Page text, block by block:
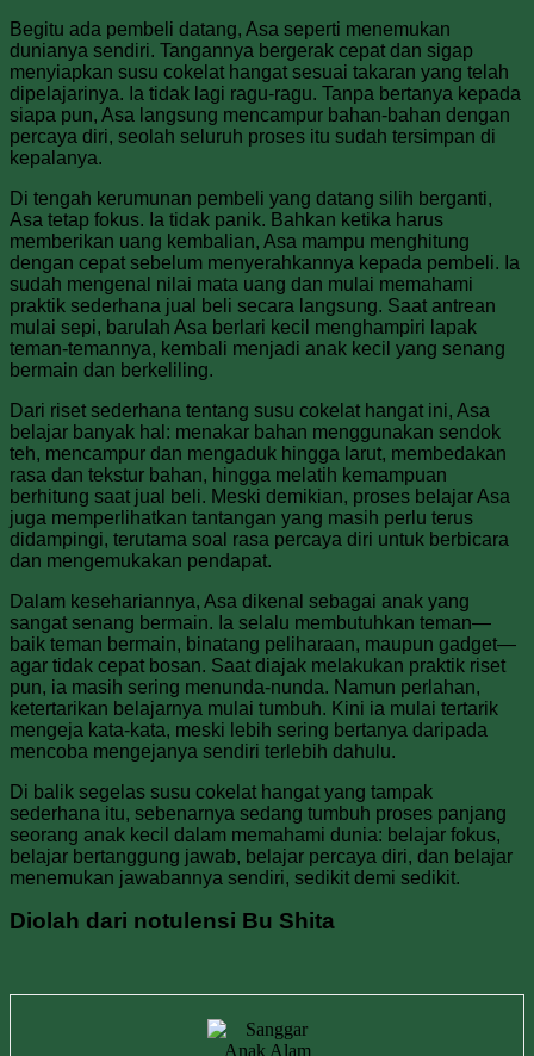
Begitu ada pembeli datang, Asa seperti menemukan
dunianya sendiri. Tangannya bergerak cepat dan sigap
menyiapkan susu cokelat hangat sesuai takaran yang telah
dipelajarinya. Ia tidak lagi ragu-ragu. Tanpa bertanya kepada
siapa pun, Asa langsung mencampur bahan-bahan dengan
percaya diri, seolah seluruh proses itu sudah tersimpan di
kepalanya.
Di tengah kerumunan pembeli yang datang silih berganti,
Asa tetap fokus. Ia tidak panik. Bahkan ketika harus
memberikan uang kembalian, Asa mampu menghitung
dengan cepat sebelum menyerahkannya kepada pembeli. Ia
sudah mengenal nilai mata uang dan mulai memahami
praktik sederhana jual beli secara langsung. Saat antrean
mulai sepi, barulah Asa berlari kecil menghampiri lapak
teman-temannya, kembali menjadi anak kecil yang senang
bermain dan berkeliling.
Dari riset sederhana tentang susu cokelat hangat ini, Asa
belajar banyak hal: menakar bahan menggunakan sendok
teh, mencampur dan mengaduk hingga larut, membedakan
rasa dan tekstur bahan, hingga melatih kemampuan
berhitung saat jual beli. Meski demikian, proses belajar Asa
juga memperlihatkan tantangan yang masih perlu terus
didampingi, terutama soal rasa percaya diri untuk berbicara
dan mengemukakan pendapat.
Dalam kesehariannya, Asa dikenal sebagai anak yang
sangat senang bermain. Ia selalu membutuhkan teman—
baik teman bermain, binatang peliharaan, maupun gadget—
agar tidak cepat bosan. Saat diajak melakukan praktik riset
pun, ia masih sering menunda-nunda. Namun perlahan,
ketertarikan belajarnya mulai tumbuh. Kini ia mulai tertarik
mengeja kata-kata, meski lebih sering bertanya daripada
mencoba mengejanya sendiri terlebih dahulu.
Di balik segelas susu cokelat hangat yang tampak
sederhana itu, sebenarnya sedang tumbuh proses panjang
seorang anak kecil dalam memahami dunia: belajar fokus,
belajar bertanggung jawab, belajar percaya diri, dan belajar
menemukan jawabannya sendiri, sedikit demi sedikit.
Diolah dari notulensi Bu Shita